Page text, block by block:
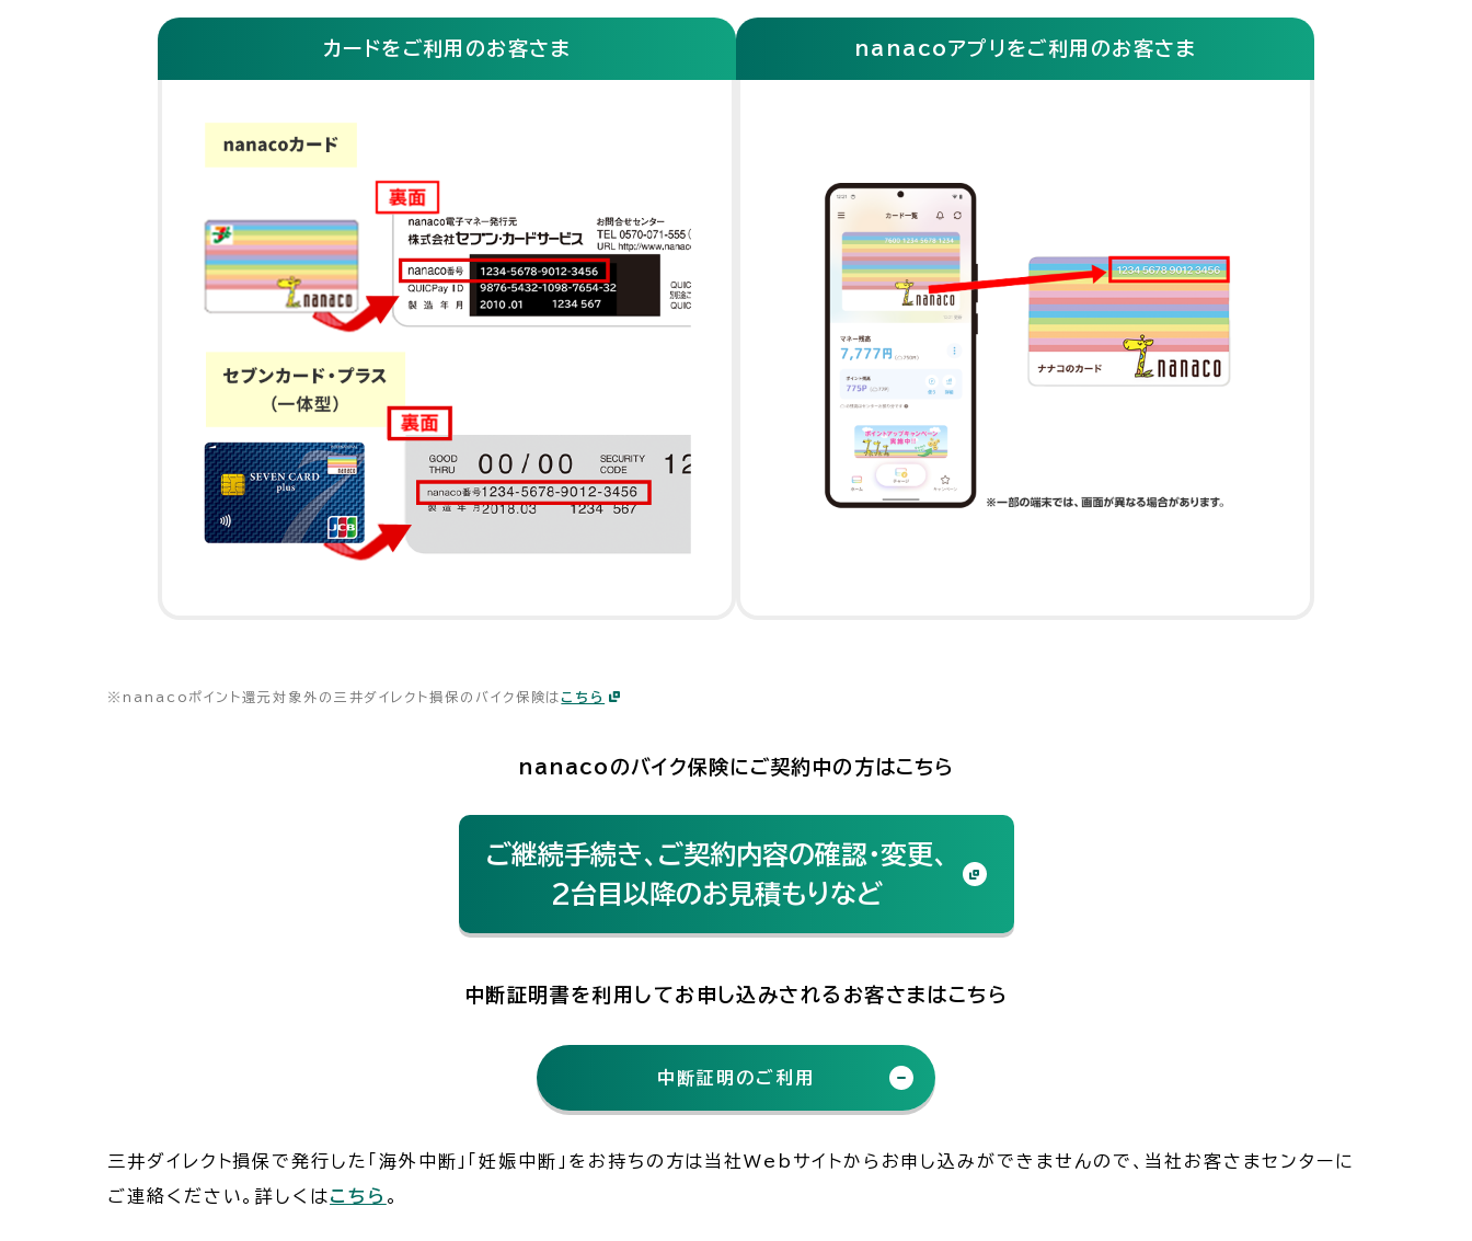
カードをご利用のお客さま nanacoアプリをご利用のお客さま
※ nanacoポイント還元対象外の三井ダイレクト損保のバイク保険はこちら
nanacoのバイク保険にご契約中の方はこちら
ご継続手続き、ご契約内容の確認・変更、
2台目以降のお見積もりなど
中断証明書を利用してお申し込みされるお客さまはこちら
中断証明のご利用
三井ダイレクト損保で発行した「海外中断」「妊娠中断」をお持ちの方は当社Webサイトからお申し込みができませんので、当社お客さまセンターに
ご連絡ください。詳しくはこちら 。